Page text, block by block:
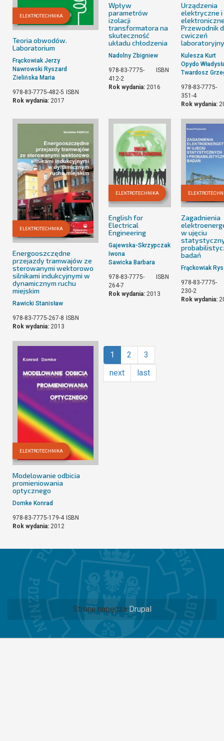
ELEKTROTECHNIKA
Teoria obwodów.
Laboratorium
Frąckowiak Jerzy
Nawrowski Ryszard
Zielińska Maria
978-83-7775-482-5 ISBN
Rok wydania: 2017
Wpływ
parametrów
izolacji
transformatora na
skuteczność
układu chłodzenia
Nadolny Zbigniew
978-83-7775-
412-2
ISBN
Rok wydania: 2016
Urządzenia
elektryczne i
Przewodnik
cwiczeń
Kulesza Kurt
Opydo
Twardosz
978-83-7775-
351-4
Rok wydania:
ELEKTROTECHNIKA
Energooszczędne
przejazdy tramwajów ze
sterowanymi wektorowo
silnikami indukcyjnymi w
dynamicznym ruchu
miejskim
Rawicki Stanisław
978-83-7775-267-8 ISBN
Rok wydania: 2013
ELEKTROTECHNIKA
English for
Electrical
Engineering
Gajewska-Skrzypczak
Iwona
Sawicka Barbara
978-83-7775-
264-7
ISBN
Rok wydania: 2013
Zagadnienia
w ujęciu
badań
Frąckowiak
978-83-7775-
230-2
Rok wydania:
ELEKTROTECHNIKA
Modelowanie odbicia
promieniowania
optycznego
Domke Konrad
978-83-7775-179-4 ISBN
Rok wydania: 2012
1 2
3
next
last
Stronę napędza Drupal